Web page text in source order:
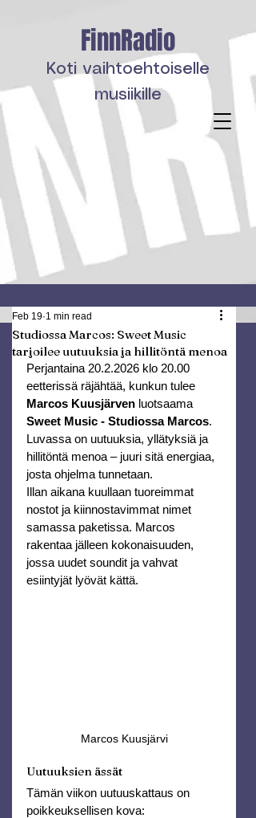
FinnRadio
Koti vaihtoehtoiselle
musiikille
Studiossa Marcos: Sweet Music
tarjoilee uutuuksia ja hillitöntä menoa
Feb 19 1 min read
Perjantaina 20.2.2026 klo 20.00
eetterissä räjähtää, kunkun tulee
Marcos Kuusjärven luotsaama
Sweet Music - Studiossa Marcos.
Luvassa on uutuuksia, yllätyksiä ja
hillitöntä menoa – juuri sitä energiaa,
josta ohjelma tunnetaan.
Illan aikana kuullaan tuoreimmat
nostot ja kiinnostavimmat nimet
samassa paketissa. Marcos
rakentaa jälleen kokonaisuuden,
jossa uudet soundit ja vahvat
esiintyjät lyövät kättä.
Marcos Kuusjärvi
Uutuuksien ässät
Tämän viikon uutuuskattaus on
poikkeuksellisen kova: